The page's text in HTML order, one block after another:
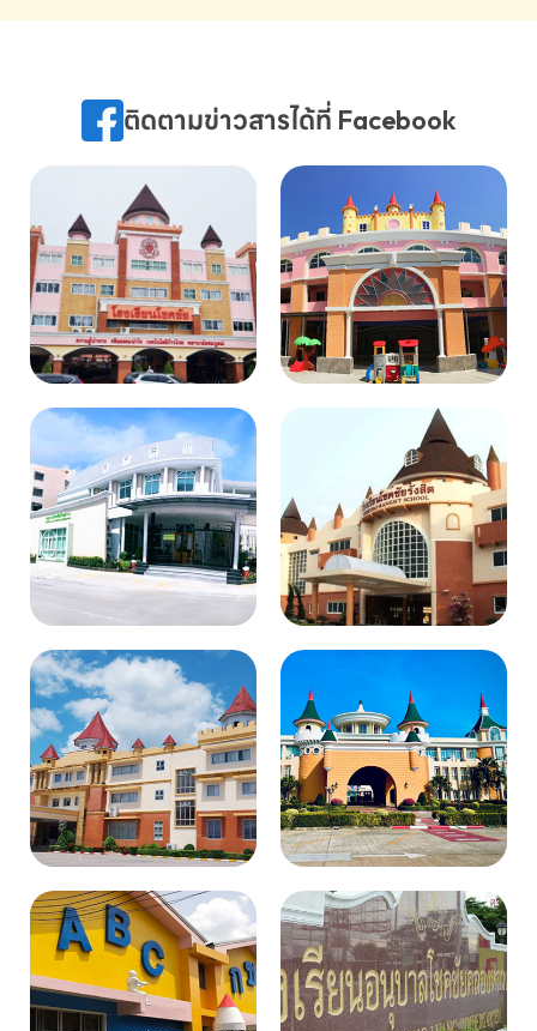
ภาษา ผ่านประสบการณ์การเรียนรู้
075-691910ติดตามข่าวสารได้ที่ Facebook